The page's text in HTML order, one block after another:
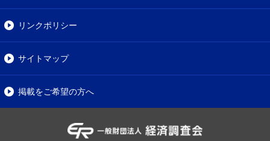
リンクポリシー
サイトマップ
掲載をご希望の方へ